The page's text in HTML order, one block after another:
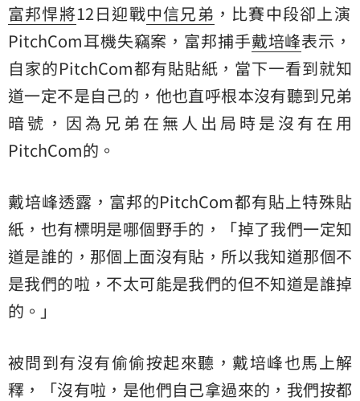
富邦悍將12日迎戰中信兄弟 ，比賽中段卻上演
PitchCom耳機失竊案，富邦捕手戴培峰表示，
自家的PitchCom都有貼貼紙，當下一看到就知
道一定不是自己的，他也直呼根本沒有聽到兄弟
暗號，因為兄弟在無人出局時是沒有在用
PitchCom的。
戴培峰透露，富邦的PitchCom都有貼上特殊貼
紙，也有標明是哪個野手的，「掉了我們一定知
道是誰的，那個上面沒有貼，所以我知道那個不
是我們的啦，不太可能是我們的但不知道是誰掉
的。」
被問到有沒有偷偷按起來聽，戴培峰也馬上解
釋，「沒有啦，是他們自己拿過來的，我們按都